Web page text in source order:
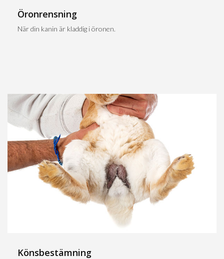
Öronrensning
När din kanin är kladdig i öronen.
Könsbestämning